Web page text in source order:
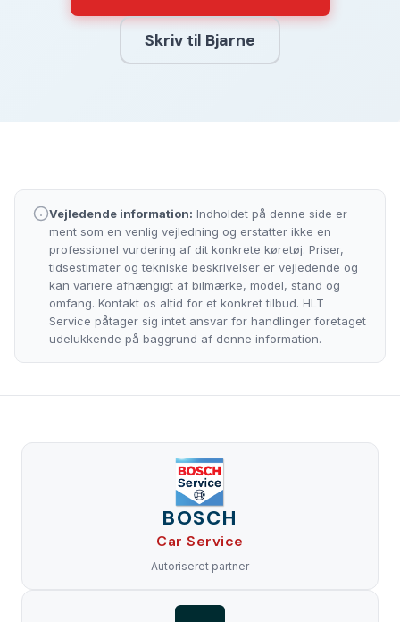
Skriv til Bjarne
Vejledende information: Indholdet på denne side er
ment som en venlig vejledning og erstatter ikke en
professionel vurdering af dit konkrete køretøj. Priser,
tidsestimater og tekniske beskrivelser er vejledende og
kan variere afhængigt af bilmærke, model, stand og
omfang. Kontakt os altid for et konkret tilbud. HLT
Service påtager sig intet ansvar for handlinger foretaget
udelukkende på baggrund af denne information.
BOSCH
Car Service
Autoriseret partner